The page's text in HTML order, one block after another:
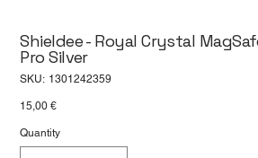
Shieldee - Royal Crystal
Pro Silver
SKU: SKU
1301242359
Price
15,00 €
Quantity